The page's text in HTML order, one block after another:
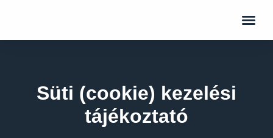
Süti (cookie) kezelési
tájékoztató